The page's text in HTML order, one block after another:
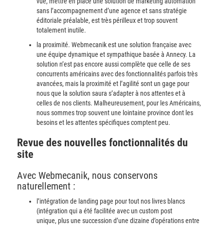
sans l’accompagnement d’une agence et sans stratégie
éditoriale préalable, est très périlleux et trop souvent
totalement inutile.
la proximité. Webmecanik est une solution française avec
une équipe dynamique et sympathique basée à Annecy. La
solution n’est pas encore aussi complète que celle de ses
concurrents américains avec des fonctionnalités parfois très
avancées, mais la proximité et l’agilité sont un gage pour
nous que la solution saura s’adapter à nos attentes et à
celles de nos clients. Malheureusement, pour les Américains,
nous sommes trop souvent une lointaine province dont les
besoins et les attentes spécifiques comptent peu.
Revue des nouvelles fonctionnalités du
site
Avec Webmecanik, nous conservons
naturellement :
l’intégration de landing page pour tout nos livres blancs
(intégration qui a été facilitée avec un custom post
unique, plus une succession d’une dizaine d’opérations entre